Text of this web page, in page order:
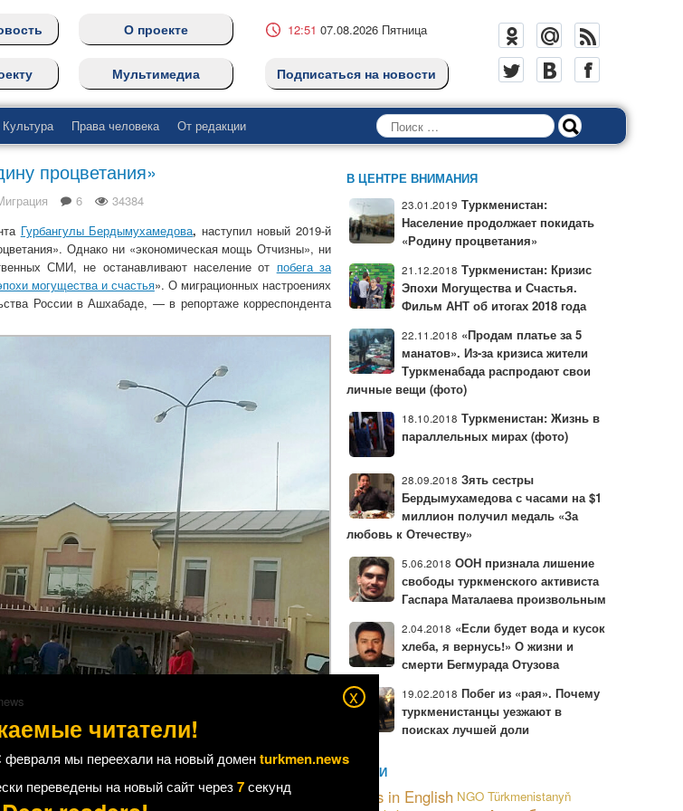
О проекте
Мультимедиа
12:51 07.08.2026 Пятница
Подписаться на новости
Культура Права человека От редакции Поиск
процветания»
6
34384
Гурбангулы Бердымухамедова, наступил новый 2019-й
Однако ни «экономическая мощь Отчизны», ни
СМИ, не останавливают население от побега за
могущества и счастья». О миграционных настроениях
России в Ашхабаде, — в репортаже корреспондента
парка Ашхабада, – именно здесь располагается
местом столицы. Как и тогда, здесь снова
В ЦЕНТРЕ ВНИМАНИЯ
23.01.2019 Туркменистан:
Население продолжает покидать
«Родину процветания»
21.12.2018 Туркменистан: Кризис
Эпохи Могущества и Счастья.
Фильм АНТ об итогах 2018 года
22.11.2018 «Продам платье за 5
манатов». Из-за кризиса жители
Туркменабада распродают свои
личные вещи (фото)
18.10.2018 Туркменистан: Жизнь в
параллельных мирах (фото)
28.09.2018 Зять сестры
Бердымухамедова с часами на $1
миллион получил медаль «За
любовь к Отечеству»
5.06.2018 ООН признала лишение
свободы туркменского активиста
Гаспара Маталаева произвольным
2.04.2018 «Если будет вода и кусок
хлеба, я вернусь!» О жизни и
смерти Бегмурада Отузова
19.02.2018 Побег из «рая». Почему
туркменистанцы уезжают в
поисках лучшей доли
МЕТКИ
News in English NGO Türkmenistanyň
x
читатели!
мы переехали на новый доменturkmen.news
переведены на новый сайт через7секунд